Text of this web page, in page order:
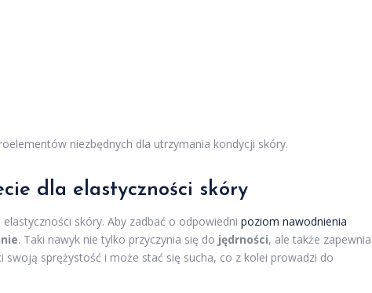
niezbędnych dla utrzymania kondycji skóry.
dla elastyczności skóry
skóry. Aby zadbać o odpowiedni poziom nawodnienia
. Taki nawyk nie tylko przyczynia się do jędrności, ale także zapewnia
swoją sprężystość i może stać się sucha, co z kolei prowadzi do